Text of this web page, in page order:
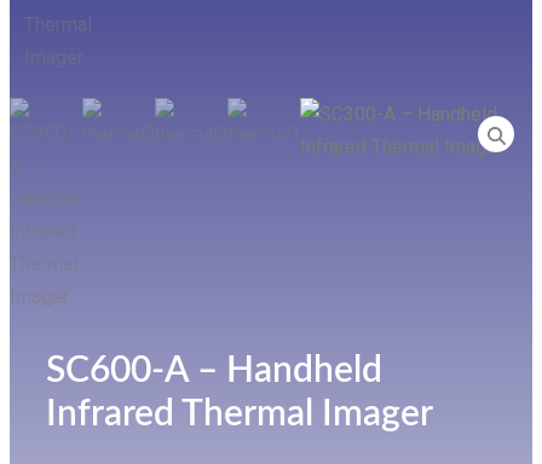
SC600-A – Handheld
Infrared Thermal Imager